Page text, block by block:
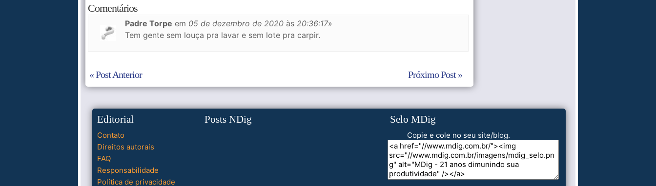
Comentários
Padre Torpe em 05 de dezembro de 2020 às 20:36:17»
Tem gente sem louça pra lavar e sem lote pra carpir.
« Post Anterior Próximo Post »
Editorial
Contato
Direitos autorais
FAQ
Responsabilidade
Política de privacidade
Posts NDig Selo MDig
Copie e cole no seu site/blog.